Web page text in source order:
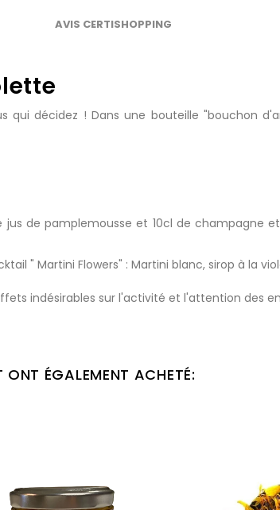
AVIS CERTISHOPPING
qui décidez ! Dans une bouteille "bouchon
de pamplemousse et 10cl de champagne
" Martini Flowers" : Martini blanc, sirop à la
indésirables sur l'activité et l'attention des
ÉGALEMENT ACHETÉ: